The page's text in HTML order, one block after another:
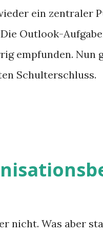
ein zentraler
Outlook-
empfunden. Nun
Schulterschluss.
nicht. Was aber